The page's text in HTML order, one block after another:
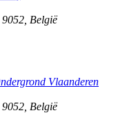
9052 België
Vlaanderen
9052 België